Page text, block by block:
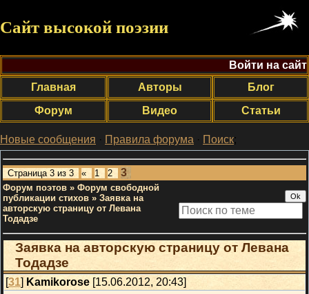
Сайт высокой поэзии
Войти на сайт
Главная
Авторы
Блог
Форум
Видео Статьи
Новые сообщения · Правила форума · Поиск;
Страница 3 из 3 « 1 2 3
Форум поэтов » Форум свободной
публикации стихов » Заявка на
авторскую страницу от Левана
Тодадзе
Заявка на авторскую страницу от Левана
Тодадзе
[31]Kamikorose [15.06.2012, 20:43]